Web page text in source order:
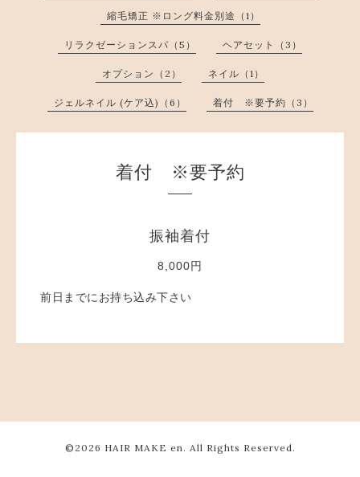
縮毛矯正 ※ロング料金別途（1）
リラクゼーションスパ（5） ヘアセット（3）
オプション（2） ネイル（1）
ジェルネイル (ケア込)（6） 着付 ※要予約（3）
着付 ※要予約
振袖着付
8,000円
前日までにお持ち込み下さい
©2026 HAIR MAKE en . All Rights Reserved.